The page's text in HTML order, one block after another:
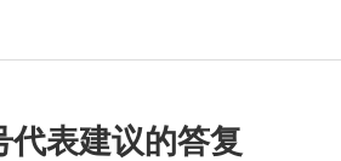
代表建议的答复